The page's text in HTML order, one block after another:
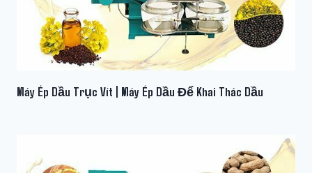
Máy Ép Dầu Trục Vít | Máy Ép Dầu Để Khai Thác Dầu